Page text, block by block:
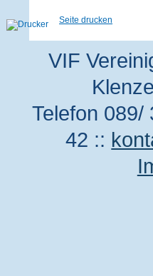
Seite drucken
VIF
Telefon
42 ::